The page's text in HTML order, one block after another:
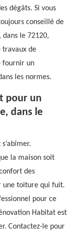
dégâts. Si vous
conseillé de
dans le 72120,
travaux de
fournir un
les normes.
pour un
dans le
la maison soit
des
une toiture qui fuit.
pour ce
Habitat est
Contactez-le pour